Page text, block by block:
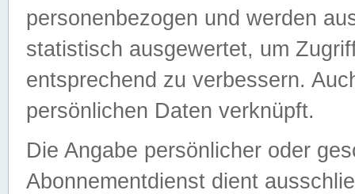
personenbezogen und werden
statistisch ausgewertet, um
entsprechend zu verbessern.
persönlichen Daten verknüpft.
Die Angabe persönlicher oder
Abonnementdienst dient